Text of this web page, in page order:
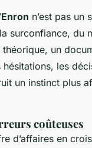
Enron n’est pas un
surconfiance, du
un
les
un instinct plus
coûteuses
d’affaires en